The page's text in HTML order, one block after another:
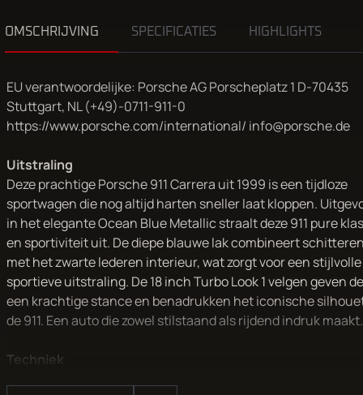
OMSCHRIJVING SPECIFICATIES HIGHLIGHTS
EU verantwoordelijke: Porsche AG Porscheplatz 1 D-70435
Stuttgart, NL (+49)-0711-911-0
https://www.porsche.com/international/ info@porsche.de
Uitstraling
Deze prachtige Porsche 911 Carrera uit 1999 is een tijdloze
sportwagen die nog altijd harten sneller laat kloppen.
in het elegante Ocean Blue Metallic straalt deze 911 pure
en sportiviteit uit. De diepe blauwe lak combineert
met het zwarte lederen interieur, wat zorgt voor een
sportieve uitstraling. De 18 inch Turbo Look 1 velgen geven
een krachtige stance en benadrukken het iconische
de 911. Een auto die zowel stilstaand als rijdend indruk maakt.
Techniek